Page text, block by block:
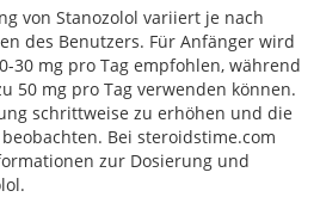
von Stanozolol variiert je nach
des Benutzers. Für Anfänger wird
30 mg pro Tag empfohlen, während
50 mg pro Tag verwenden können.
schrittweise zu erhöhen und die
Bei steroidstime.com
zur Dosierung und